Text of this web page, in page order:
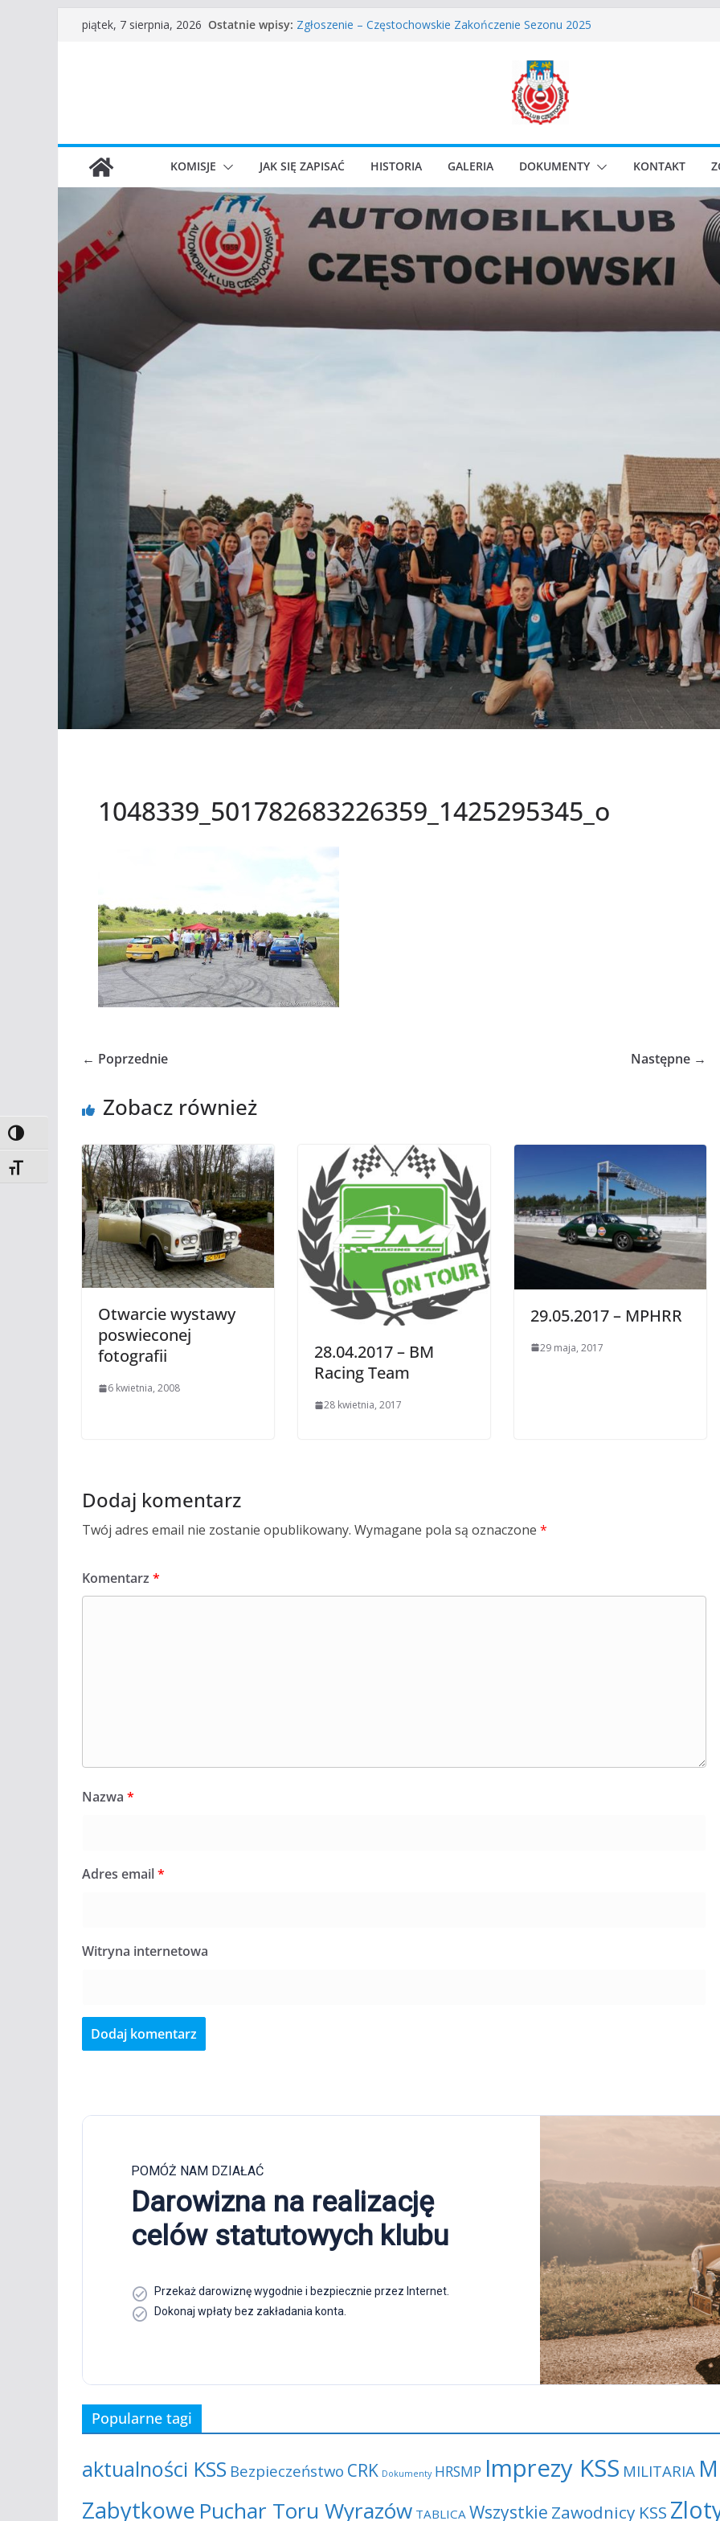
Toggle High Contrast
Toggle Font size
Przejdźpiątek, 7 sierpnia, 2026 Ostatnie wpisy: Częstochowskie Rozpoczęcie Sezonu 2026
Zgłoszenie – Częstochowskie Zakończenie Sezonu 2025
I Gliwicki Classic Sprint o Puchar Prezydenta Miasta Gliwice
KOMISJE JAK SIĘ ZAPISAĆ HISTORIA GALERIA DOKUMENTY KONTAKT
1048339_501782683226359_1425295345_o
← Poprzednie Następne →
Zobacz również
Otwarcie wystawy
poswieconej
fotografii
6 kwietnia, 2008
28.04.2017 – BM
Racing Team
28 kwietnia, 2017
29.05.2017 – MPHRR
29 maja, 2017
Dodaj komentarz
Twój adres email nie zostanie opublikowany. Wymagane pola są oznaczone *
Komentarz *
Nazwa *
Adres email*
Witryna internetowa
Popularne tagi
aktualności KSS Bezpieczeństwo CRK Dokumenty HRSMP Imprezy KSS MILITARIA
Zabytkowe Puchar Toru Wyrazów TABLICA Wszystkie Zawodnicy KSS